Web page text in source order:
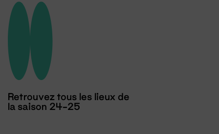
Retrouvez tous les lieux de
la saison 24-25